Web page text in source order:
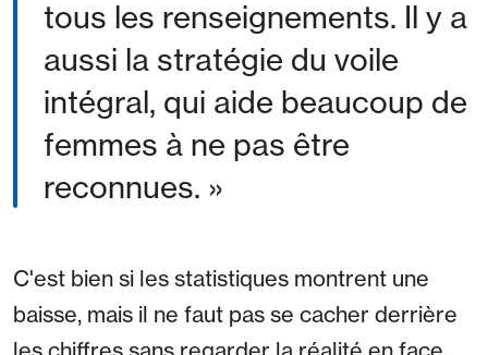
tous les renseignements. Il y a
aussi la stratégie du voile
intégral, qui aide beaucoup de
femmes à ne pas être
reconnues. »
C'est bien si les statistiques montrent une
baisse, mais il ne faut pas se cacher derrière